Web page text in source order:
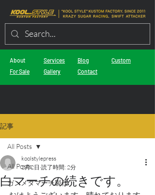
About
For Sale
Services
Gallery
Blog
Contact
Custom
記事
All Posts
ガンメタマーチ製作
All Posts
白マーチの続きです。
koolstylepress
2月2日 読了時間: 2分